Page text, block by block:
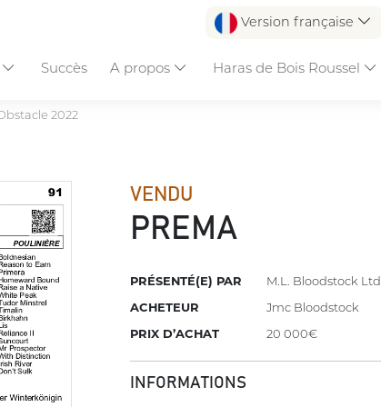
Version française
Succès A propos Haras de Bois Roussel
2022
VENDU
PREMA
PRÉSENTÉ(E) PAR
M.L. Bloodstock Ltd
ACHETEUR
Jmc Bloodstock
PRIX D’ACHAT
20 000€
INFORMATIONS